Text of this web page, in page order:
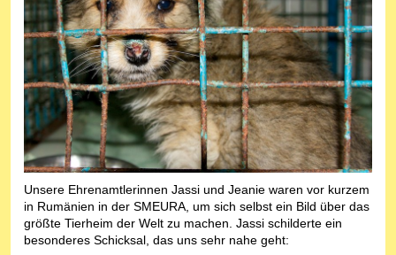
Unsere Ehrenamtlerinnen Jassi und Jeanie waren vor kurzem
in Rumänien in der SMEURA, um sich selbst ein Bild über das
größte Tierheim der Welt zu machen. Jassi schilderte ein
besonderes Schicksal, das uns sehr nahe geht: